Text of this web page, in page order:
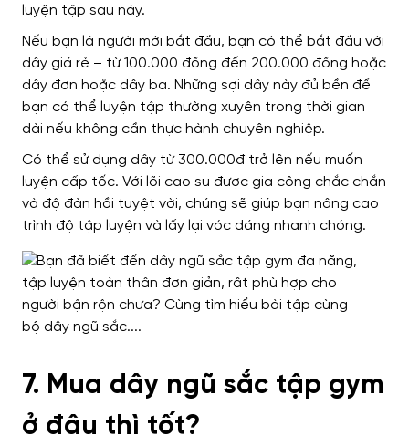
luyện tập sau này.
Nếu bạn là người mới bắt đầu, bạn có thể bắt đầu với
dây giá rẻ – từ 100.000 đồng đến 200.000 đồng hoặc
dây đơn hoặc dây ba. Những sợi dây này đủ bền để
bạn có thể luyện tập thường xuyên trong thời gian
dài nếu không cần thực hành chuyên nghiệp.
Có thể sử dụng dây từ 300.000đ trở lên nếu muốn
luyện cấp tốc. Với lõi cao su được gia công chắc chắn
và độ đàn hồi tuyệt vời, chúng sẽ giúp bạn nâng cao
trình độ tập luyện và lấy lại vóc dáng nhanh chóng.
7. Mua dây ngũ sắc tập gym
ở đâu thì tốt?